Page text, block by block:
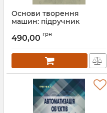
Основи творення
машин: підручник
490,00 грн